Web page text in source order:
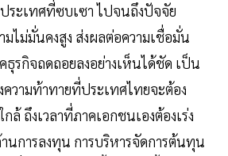
ระเทศที่ซบเซา ไปจนถึงปัจจัย
ไม่มั่นคงสูง ส่งผลต่อความเชื่อมั่น
ธุรกิจถดถอยลงอย่างเห็นได้ชัด เป็น
ามท้าทายที่ประเทศไทยจะต้อง
ถึงเวลาที่ภาคเอกชนเองต้องเร่ง
นการลงทุน การบริหารจัดการต้นทุน